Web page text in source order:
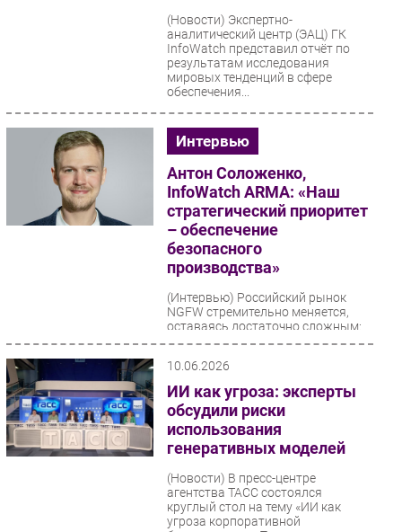
(Новости) Экспертно-
аналитический центр (ЭАЦ) ГК
InfoWatch представил отчёт по
результатам исследования
мировых тенденций в сфере
обеспечения...
Интервью
Антон Соложенко,
InfoWatch ARMA: «Наш
стратегический приоритет
– обеспечение
безопасного
производства»
(Интервью) Российский рынок
NGFW стремительно меняется,
оставаясь достаточно сложным:
сокращается количество игроков,
10.06.2026
ИИ как угроза: эксперты
обсудили риски
использования
генеративных моделей
(Новости) В пресс-центре
агентства ТАСС состоялся
круглый стол на тему «ИИ как
угроза корпоративной